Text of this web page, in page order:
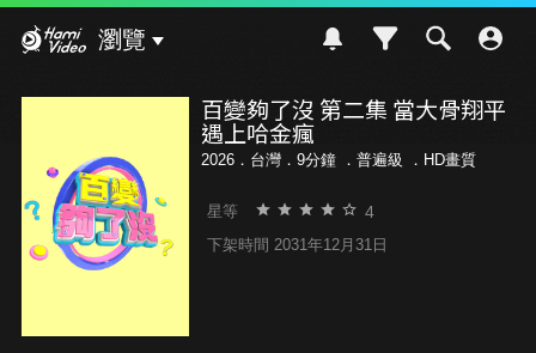
瀏覽
百變夠了沒 第二集 當大骨翔平
遇上哈金瘋
2026．台灣．9分鐘 ． 普遍級 ．HD畫質
星等 4
下架時間 2031年12月31日